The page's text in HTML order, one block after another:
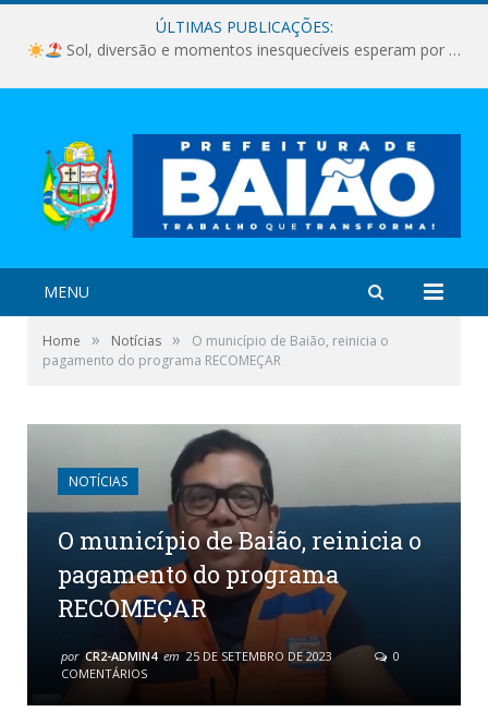
ÚLTIMAS PUBLICAÇÕES:
Sol, diversão e momentos inesquecíveis esperam por você!
MENU
Home » Notícias »
O município de Baião, reinicia o
pagamento do programa RECOMEÇAR
NOTÍCIAS
O município de Baião, reinicia o
pagamento do programa
RECOMEÇAR
por CR2-ADMIN4 em 25 DE SETEMBRO DE 2023
0
COMENTÁRIOS